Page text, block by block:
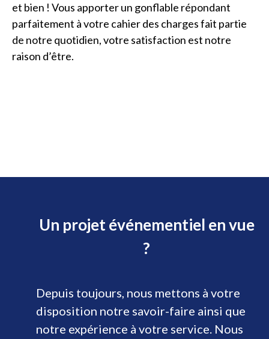
et bien ! Vous apporter un gonflable répondant
parfaitement à votre cahier des charges fait partie
de notre quotidien, votre satisfaction est notre
raison d’être.
Un projet événementiel en vue
?
Depuis toujours, nous mettons à votre
disposition notre savoir-faire ainsi que
notre expérience à votre service. Nous